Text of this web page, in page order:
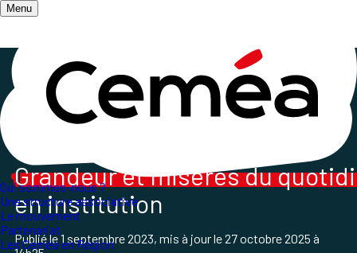
Menu
Qui sommes-nous ?
Une structure associative
Le mouvement
Partenariat
Les Ceméa en Région
Accueil/ Les publications /
Vie Sociale et Traitements
VST 159
Grandeur et misères du
en institution
Publié le1 septembre 2023, mis à jour le27 octobre 2025 à